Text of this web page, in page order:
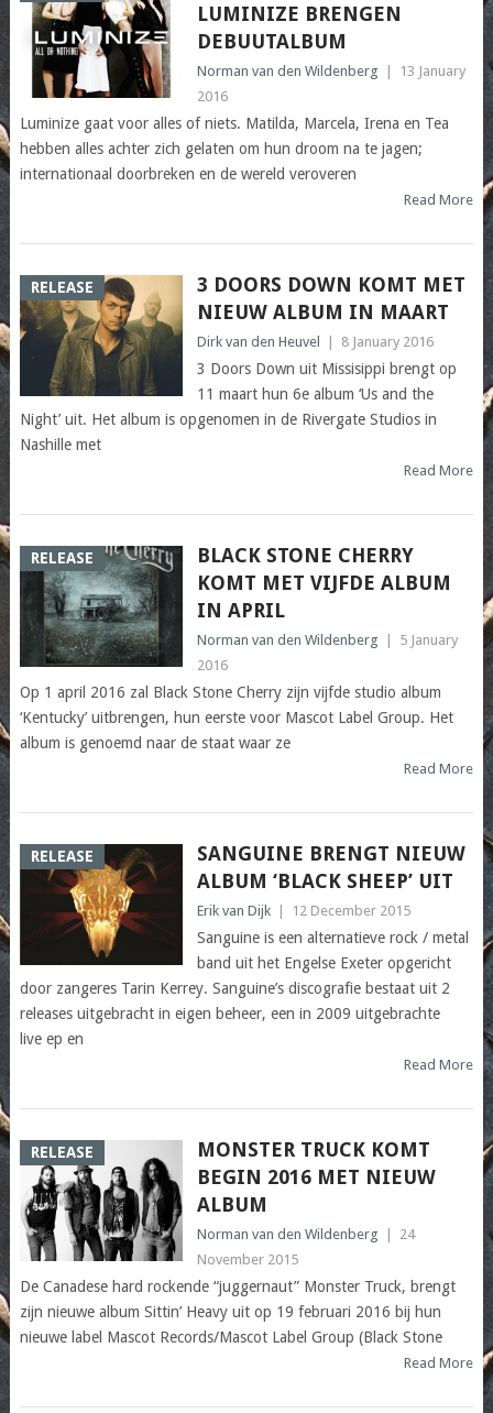
LUMINIZE BRENGEN
DEBUUTALBUM
Norman van den Wildenberg
13 January
2016
Luminize gaat voor alles of niets. Matilda, Marcela, Irena en Tea
hebben alles achter zich gelaten om hun droom na te jagen;
internationaal doorbreken en de wereld veroveren
Read More
RELEASE
3 DOORS DOWN KOMT MET
NIEUW ALBUM IN MAART
Dirk van den Heuvel 8 January 2016
3 Doors Down uit Missisippi brengt op
11 maart hun 6e album ‘Us and the
Night’ uit. Het album is opgenomen in de Rivergate Studios in
Nashille met
Read More
RELEASE
BLACK STONE CHERRY
KOMT MET VIJFDE ALBUM
IN APRIL
Norman van den Wildenberg
5 January
2016
Op 1 april 2016 zal Black Stone Cherry zijn vijfde studio album
‘Kentucky’ uitbrengen, hun eerste voor Mascot Label Group. Het
album is genoemd naar de staat waar ze
Read More
RELEASE
SANGUINE BRENGT NIEUW
ALBUM ‘BLACK SHEEP’ UIT
Erik van Dijk 12 December 2015
Sanguine is een alternatieve rock / metal
band uit het Engelse Exeter opgericht
door zangeres Tarin Kerrey. Sanguine’s discografie bestaat uit 2
releases uitgebracht in eigen beheer, een in 2009 uitgebrachte
live ep en
Read More
RELEASE
MONSTER TRUCK KOMT
BEGIN 2016 MET NIEUW
ALBUM
Norman van den Wildenberg
24
November 2015
De Canadese hard rockende “juggernaut” Monster Truck, brengt
zijn nieuwe album Sittin’ Heavy uit op 19 februari 2016 bij hun
nieuwe label Mascot Records/Mascot Label Group (Black Stone
Read More